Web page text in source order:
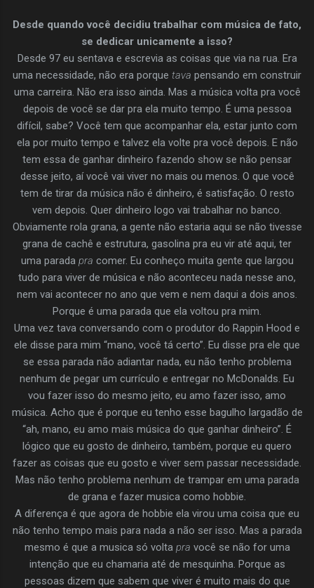
Desde quando você decidiu trabalhar com música de fato,
se dedicar unicamente a isso?
Desde 97 eu sentava e escrevia as coisas que via na rua. Era
uma necessidade, não era porque tava pensando em construir
uma carreira. Não era isso ainda. Mas a música volta pra você
depois de você se dar pra ela muito tempo. É uma pessoa
difícil, sabe? Você tem que acompanhar ela, estar junto com
ela por muito tempo e talvez ela volte pra você depois. E não
tem essa de ganhar dinheiro fazendo show se não pensar
desse jeito, aí você vai viver no mais ou menos. O que você
tem de tirar da música não é dinheiro, é satisfação. O resto
vem depois. Quer dinheiro logo vai trabalhar no banco.
Obviamente rola grana, a gente não estaria aqui se não tivesse
grana de cachê e estrutura, gasolina pra eu vir até aqui, ter
uma parada pra comer. Eu conheço muita gente que largou
tudo para viver de música e não aconteceu nada nesse ano,
nem vai acontecer no ano que vem e nem daqui a dois anos.
Porque é uma parada que ela voltou pra mim.
Uma vez tava conversando com o produtor do Rappin Hood e
ele disse para mim “mano, você tá certo”. Eu disse pra ele que
se essa parada não adiantar nada, eu não tenho problema
nenhum de pegar um currículo e entregar no McDonalds. Eu
vou fazer isso do mesmo jeito, eu amo fazer isso, amo
música. Acho que é porque eu tenho esse bagulho largadão de
“ah, mano, eu amo mais música do que ganhar dinheiro”. É
lógico que eu gosto de dinheiro, também, porque eu quero
fazer as coisas que eu gosto e viver sem passar necessidade.
Mas não tenho problema nenhum de trampar em uma parada
de grana e fazer musica como hobbie.
A diferença é que agora de hobbie ela virou uma coisa que eu
não tenho tempo mais para nada a não ser isso. Mas a parada
mesmo é que a musica só volta pra você se não for uma
intenção que eu chamaria até de mesquinha. Porque as
pessoas dizem que sabem que viver é muito mais do que